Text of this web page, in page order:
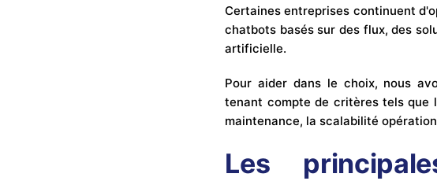
Certaines entreprises continuent
chatbots basés sur des flux, des
artificielle.
Pour aider dans le choix, nous
tenant compte de critères tels que
maintenance, la scalabilité
Les